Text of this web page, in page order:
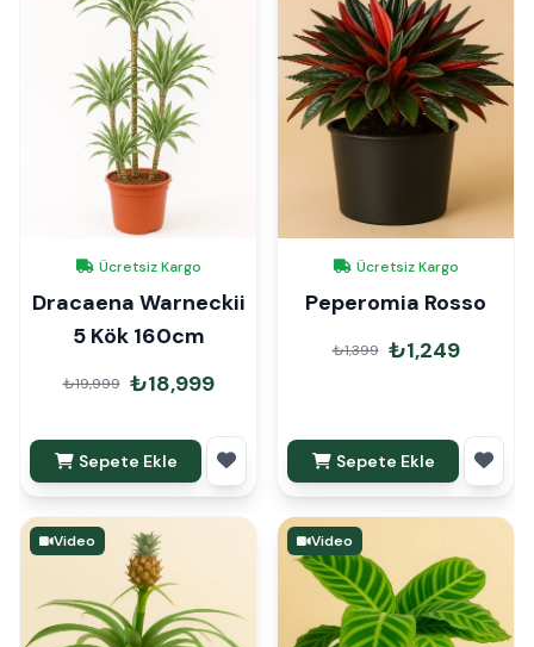
Ücretsiz Kargo
Dracaena Warneckii
5 Kök 160cm
₺19,999 ₺18,999
Sepete Ekle
Ücretsiz Kargo
Peperomia Rosso
₺1,399 ₺1,249
Sepete Ekle
Video Video